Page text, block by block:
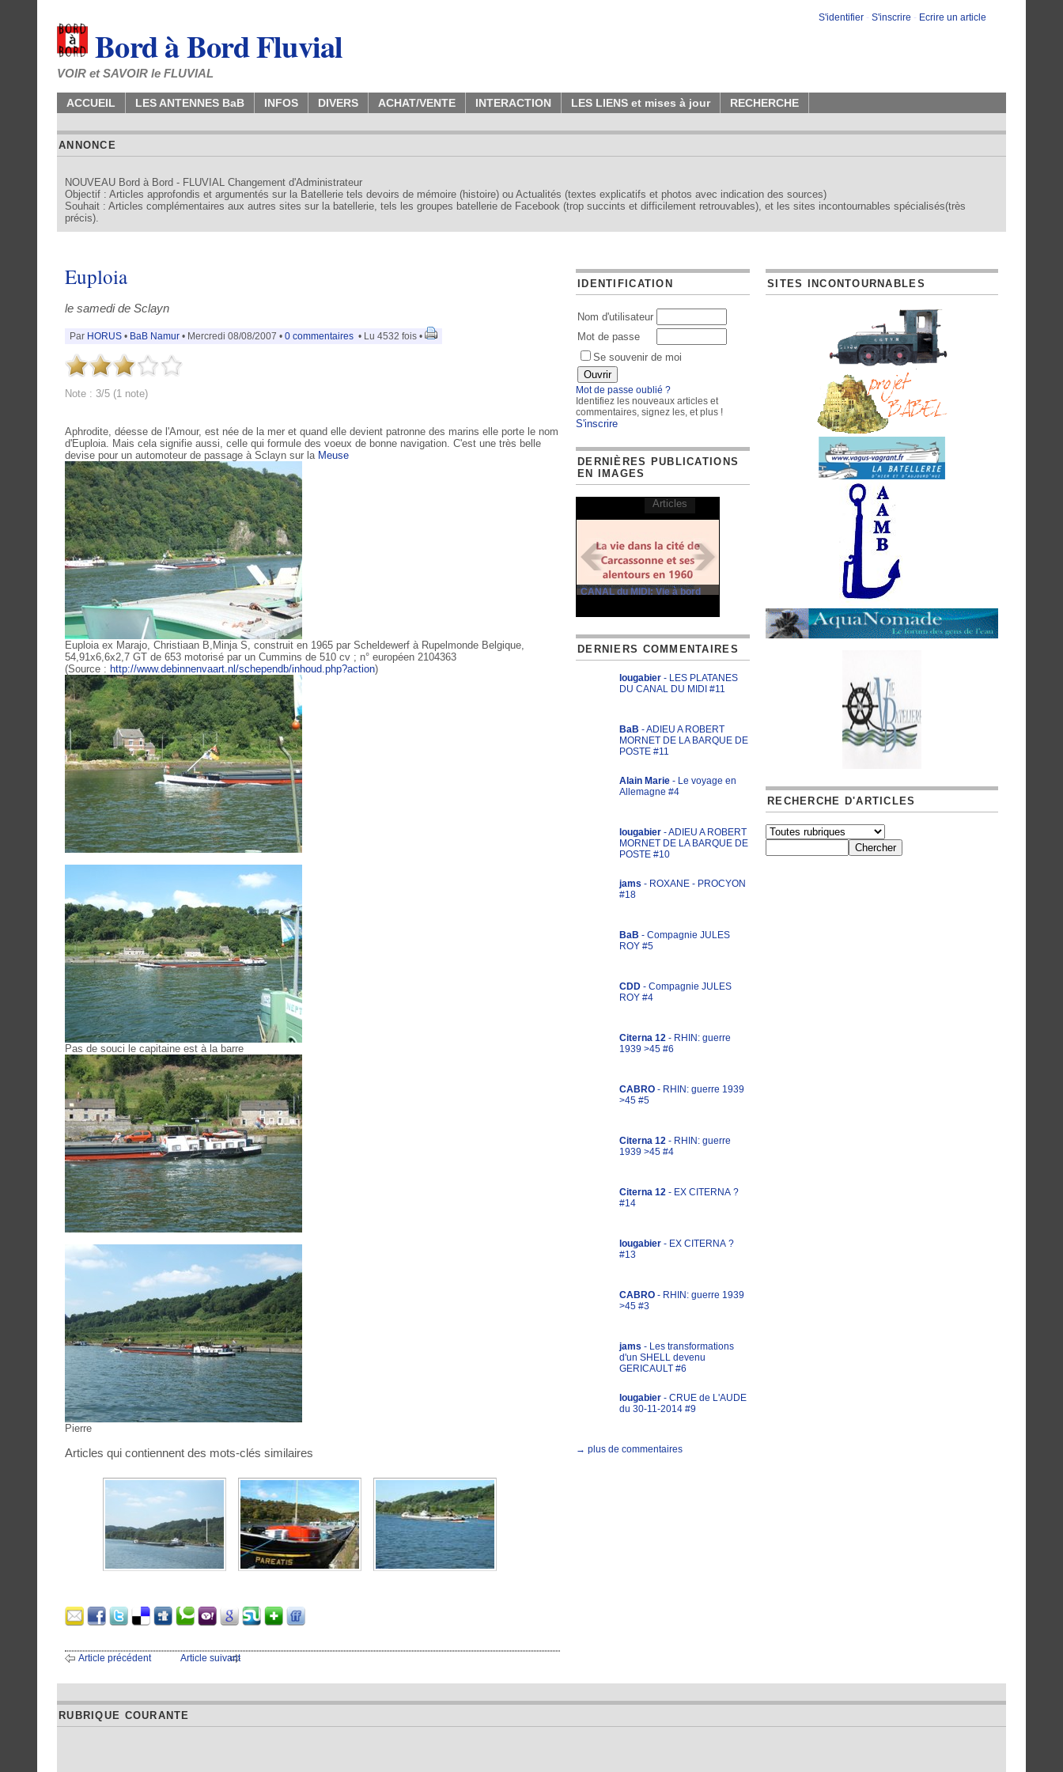
S'identifier - S'inscrire - Ecrire un article
Bord à Bord Fluvial
VOIR et SAVOIR le FLUVIAL
ACCUEIL LES ANTENNES BaB INFOS DIVERS ACHAT/VENTE INTERACTION LES LIENS et mises à jour RECHERCHE
ANNONCE
NOUVEAU Bord à Bord - FLUVIAL Changement d'Administrateur
Objectif : Articles approfondis et argumentés sur la Batellerie tels devoirs de mémoire (histoire) ou Actualités (textes explicatifs et photos avec indication des sources)
Souhait : Articles complémentaires aux autres sites sur la batellerie, tels les groupes batellerie de Facebook (trop succints et difficilement retrouvables), et les sites incontournables spécialisés(très
précis).
Euploia
le samedi de Sclayn
Par HORUS • BaB Namur • Mercredi 08/08/2007 • 0 commentaires • Lu 4532 fois •
Note : 3/5 (1 note)
Aphrodite, déesse de l'Amour, est née de la mer et quand elle devient patronne des marins elle porte le nom
d'Euploia. Mais cela signifie aussi, celle qui formule des voeux de bonne navigation. C'est une très belle
devise pour un automoteur de passage à Sclayn sur la Meuse
Euploia ex Marajo, Christiaan B,Minja S, construit en 1965 par Scheldewerf à Rupelmonde Belgique,
54,91x6,6x2,7 GT de 653 motorisé par un Cummins de 510 cv ; n° européen 2104363
(Source : http://www.debinnenvaart.nl/schependb/inhoud.php?action)
Pas de souci le capitaine est à la barre
Pierre
Articles qui contiennent des mots-clés similaires
Article précédent Article suivant
IDENTIFICATION
Nom d'utilisateur
Mot de passe
Se souvenir de moi
Mot de passe oublié ?
Identifiez les nouveaux articles et
commentaires, signez les, et plus !
S'inscrire
DERNIÈRES PUBLICATIONS
EN IMAGES
CANAL du MIDI: Vie à bord
Articles
DERNIERS COMMENTAIRES
lougabier - LES PLATANES
DU CANAL DU MIDI #11
BaB - ADIEU A ROBERT
MORNET DE LA BARQUE DE
POSTE #11
Alain Marie - Le voyage en
Allemagne #4
lougabier - ADIEU A ROBERT
MORNET DE LA BARQUE DE
POSTE #10
jams - ROXANE - PROCYON
#18
BaB - Compagnie JULES
ROY #5
CDD - Compagnie JULES
ROY #4
Citerna 12 - RHIN: guerre
1939 >45 #6
CABRO - RHIN: guerre 1939
>45 #5
Citerna 12 - RHIN: guerre
1939 >45 #4
Citerna 12 - EX CITERNA ?
#14
lougabier - EX CITERNA ?
#13
CABRO - RHIN: guerre 1939
>45 #3
jams - Les transformations
d'un SHELL devenu
GERICAULT #6
lougabier - CRUE de L'AUDE
du 30-11-2014 #9
→ plus de commentaires
SITES INCONTOURNABLES
RECHERCHE D'ARTICLES
RUBRIQUE COURANTE